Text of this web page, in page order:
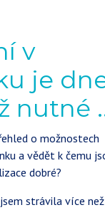
v
je
nutné
o možnostech
a vědět k čemu
dobré?
strávila více než